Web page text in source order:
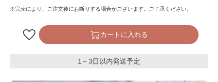
※完売により、ご注文後にお断りする場合がございます。ご了承ください。
カートに入れる
1～3日以内発送予定